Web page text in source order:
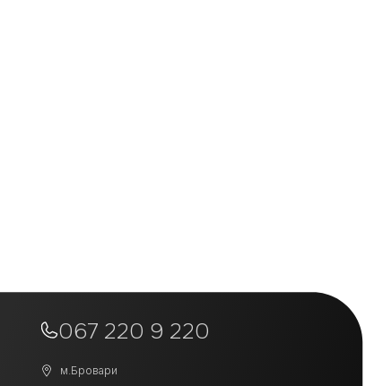
067 220 9 220
м.Бровари